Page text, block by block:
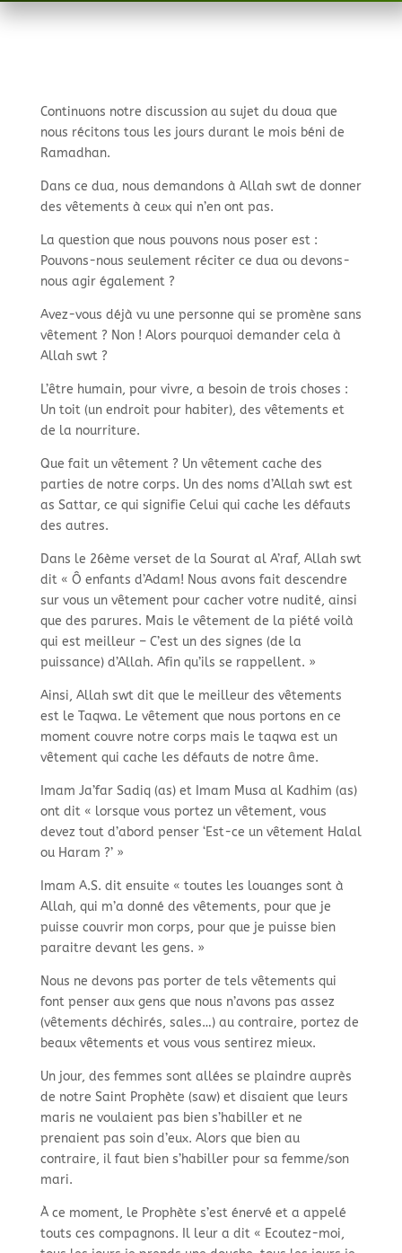
Continuons notre discussion au sujet du doua que
nous récitons tous les jours durant le mois béni de
Ramadhan.
Dans ce dua, nous demandons à Allah swt de donner
des vêtements à ceux qui n’en ont pas.
La question que nous pouvons nous poser est :
Pouvons-nous seulement réciter ce dua ou devons-
nous agir également ?
Avez-vous déjà vu une personne qui se promène sans
vêtement ? Non ! Alors pourquoi demander cela à
Allah swt ?
L’être humain, pour vivre, a besoin de trois choses :
Un toit (un endroit pour habiter), des vêtements et
de la nourriture.
Que fait un vêtement ? Un vêtement cache des
parties de notre corps. Un des noms d’Allah swt est
as Sattar, ce qui signifie Celui qui cache les défauts
des autres.
Dans le 26ème verset de la Sourat al A’raf, Allah swt
dit « Ô enfants d’Adam! Nous avons fait descendre
sur vous un vêtement pour cacher votre nudité, ainsi
que des parures. Mais le vêtement de la piété voilà
qui est meilleur –C’est un des signes (de la
puissance) d’Allah. Afin qu’ils se rappellent. »
Ainsi, Allah swt dit que le meilleur des vêtements
est le Taqwa. Le vêtement que nous portons en ce
moment couvre notre corps mais le taqwa est un
vêtement qui cache les défauts de notre âme.
Imam Ja’far Sadiq (as) et Imam Musa al Kadhim (as)
ont dit « lorsque vous portez un vêtement, vous
devez tout d’abord penser ‘Est-ce un vêtement Halal
ou Haram ?’ »
Imam A.S. dit ensuite « toutes les louanges sont à
Allah, qui m’a donné des vêtements, pour que je
puisse couvrir mon corps, pour que je puisse bien
paraitre devant les gens. »
Nous ne devons pas porter de tels vêtements qui
font penser aux gens que nous n’avons pas assez
(vêtements déchirés, sales…) au contraire, portez de
beaux vêtements et vous vous sentirez mieux.
Un jour, des femmes sont allées se plaindre auprès
de notre Saint Prophète (saw) et disaient que leurs
maris ne voulaient pas bien s’habiller et ne
prenaient pas soin d’eux. Alors que bien au
contraire, il faut bien s’habiller pour sa femme/son
mari.
À ce moment, le Prophète s’est énervé et a appelé
touts ces compagnons. Il leur a dit « Ecoutez-moi,